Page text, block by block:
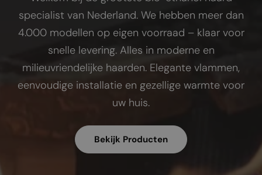
specialist van Nederland. We hebben meer dan
4.000 modellen op eigen voorraad – klaar voor
snelle levering. Alles in moderne en
milieuvriendelijke haarden. Elegante vlammen,
eenvoudige installatie en gezellige warmte voor
uw huis.
Bekijk Producten